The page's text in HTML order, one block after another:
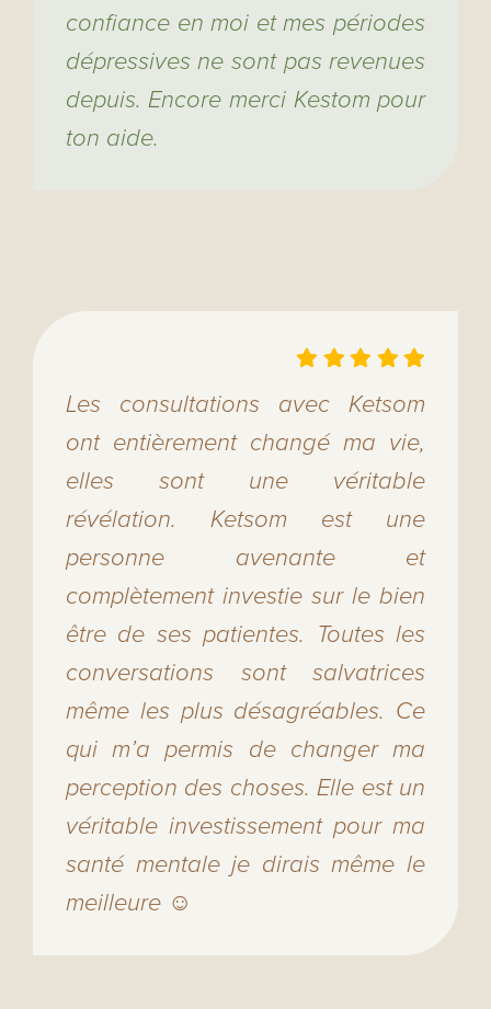
confiance en moi et mes périodes
dépressives ne sont pas revenues
depuis. Encore merci Kestom pour
ton aide.
Les consultations avec Ketsom
ont entièrement changé ma vie,
elles sont une véritable
révélation. Ketsom est une
personne avenante et
complètement investie sur le bien
être de ses patientes. Toutes les
conversations sont salvatrices
même les plus désagréables. Ce
qui m’a permis de changer ma
perception des choses. Elle est un
véritable investissement pour ma
santé mentale je dirais même le
meilleure ☺️